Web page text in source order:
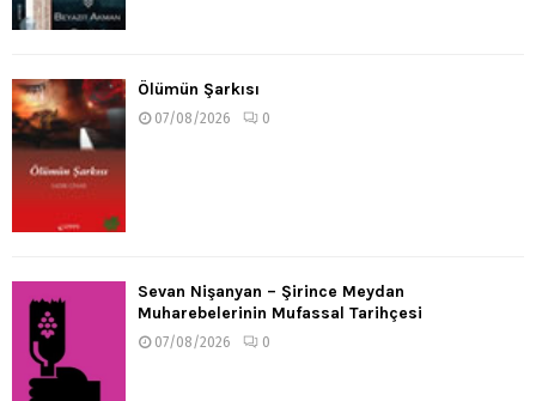
Ölümün Şarkısı
07/08/2026 0
Sevan Nişanyan – Şirince Meydan
Muharebelerinin Mufassal Tarihçesi
07/08/2026 0